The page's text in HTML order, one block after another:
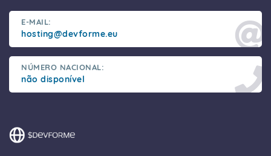
E-MAIL:
hosting@devforme.eu
NÚMERO NACIONAL:
não disponível